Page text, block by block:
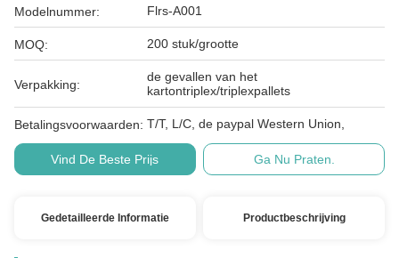
Modelnummer: Flrs-A001
MOQ: 200 stuk/grootte
Verpakking:
de gevallen van het
kartontriplex/triplexpallets
Betalingsvoorwaarden: T/T, L/C, de paypal Western Union,
Vind De Beste Prijs Ga Nu Praten.
Gedetailleerde Informatie Productbeschrijving